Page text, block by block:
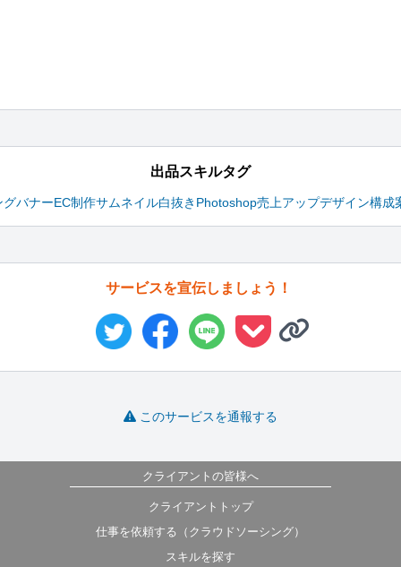
出品スキルタグ
グバナーEC制作サムネイル白抜き Photoshop売上アップデザイン構成
サービスを宣伝しましょう！
このサービスを通報する
クライアントの皆様へ
クライアントトップ
仕事を依頼する（クラウドソーシング）
スキルを探す